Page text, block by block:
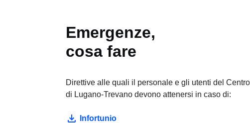
Emergenze,
cosa fare
Direttive alle quali il personale e gli utenti del
di Lugano-Trevano devono attenersi in caso di:
Infortunio